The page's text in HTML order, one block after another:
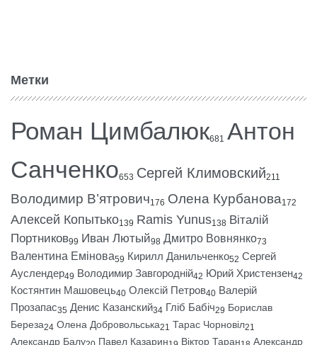
Метки
Роман Цимбалюк681 Антон
Санченко653 Сергей Климовский211
Володимир В’ятрович176 Олена Курбанова172
Алексей Копытько139 Ramis Yunus138 Віталій
Портников99 Иван Лютый98 Дмитро Вовнянко73
Валентина Емінова59 Кирилл Данильченко52 Сергей
Ауслендер49 Володимир Завгородній42 Юрий Христензен42
Костянтин Машовець40 Олексій Петров40 Валерій
Прозапас35 Денис Казанский34 Гліб Бабіч29 Борислав
Береза24 Олена Добровольська21 Тарас Чорновіл21
Александр Балу Павел Казарин Віктор Таран
Александр